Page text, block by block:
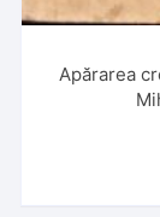
Apărarea